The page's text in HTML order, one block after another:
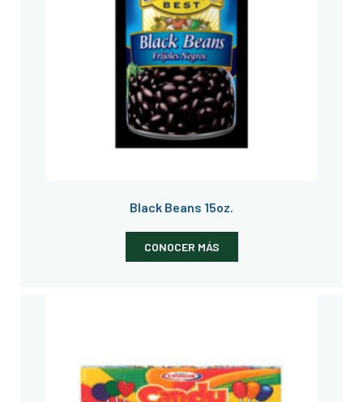
Black Beans 15oz.
CONOCER MÁS